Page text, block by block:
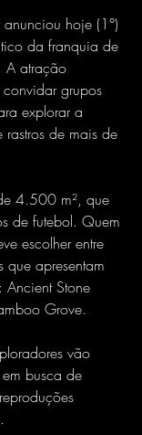
hoje (1°)
da franquia de
A atração
grupos
explorar a
rastros de mais de
4.500 m², que
de futebol. Quem
escolher entre
que apresentam
Ancient Stone
Grove.
vão
busca de